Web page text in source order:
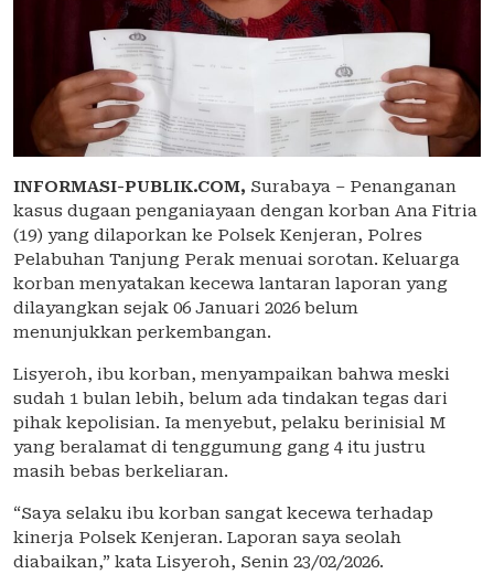
INFORMASI-PUBLIK.COM, Surabaya – Penanganan
kasus dugaan penganiayaan dengan korban Ana Fitria
(19) yang dilaporkan ke Polsek Kenjeran, Polres
Pelabuhan Tanjung Perak menuai sorotan. Keluarga
korban menyatakan kecewa lantaran laporan yang
dilayangkan sejak 06 Januari 2026 belum
menunjukkan perkembangan.
Lisyeroh, ibu korban, menyampaikan bahwa meski
sudah 1 bulan lebih, belum ada tindakan tegas dari
pihak kepolisian. Ia menyebut, pelaku berinisial M
yang beralamat di tenggumung gang 4 itu justru
masih bebas berkeliaran.
“Saya selaku ibu korban sangat kecewa terhadap
kinerja Polsek Kenjeran. Laporan saya seolah
diabaikan,” kata Lisyeroh, Senin 23/02/2026.